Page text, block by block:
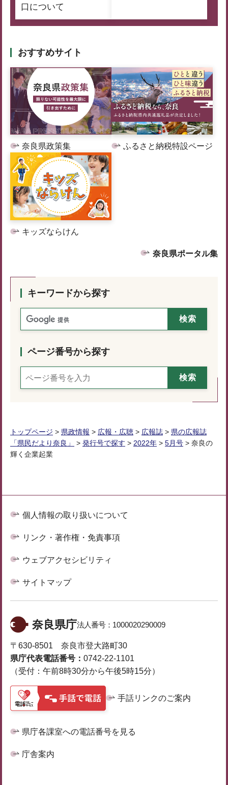
口について
おすすめサイト
奈良県政策集 ふるさと納税特設ページ
キッズならけん
奈良県ポータル集
キーワードから探す
ページ番号から探す
トップページ > 県政情報 > 広報・広聴 > 広報誌 > 県の広報誌
「県民だより奈良」
> 発行号で探す > 2022年 > 5月号 > 奈良の
輝く企業起業
個人情報の取り扱いについて
リンク・著作権・免責事項
ウェブアクセシビリティ
サイトマップ
奈良県庁法人番号： 1000020290009
〒630-8501 奈良市登大路町30
県庁代表電話番号： 0742-22-1101
（受付：午前8時30分から午後5時15分）
手話リンクのご案内
県庁各課室への電話番号を見る
庁舎案内